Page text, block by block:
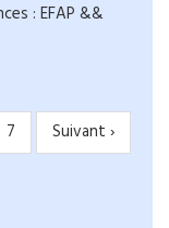
: EFAP &&
Page
7
Page
suivante
Suivant ›